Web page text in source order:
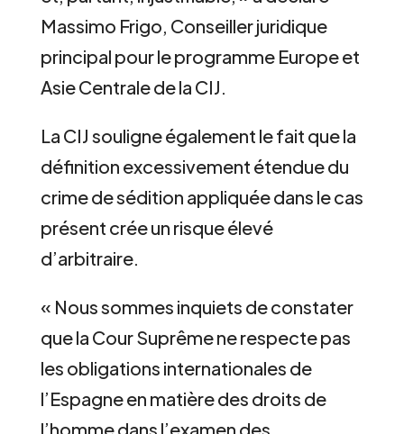
Massimo Frigo, Conseiller juridique
principal pour le programme Europe et
Asie Centrale de la CIJ.
La CIJ souligne également le fait que la
définition excessivement étendue du
crime de sédition appliquée dans le cas
présent crée un risque élevé
d’arbitraire.
« Nous sommes inquiets de constater
que la Cour Suprême ne respecte pas
les obligations internationales de
l’Espagne en matière des droits de
l’homme dans l’examen des